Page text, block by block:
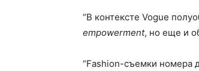
“В контексте Vogue
empowerment, но еще и
“Fashion-съемки номера